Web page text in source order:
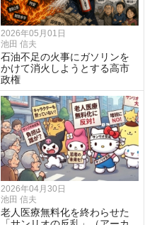
2026年05月01日
池田 信夫
石油不足の火事にガソリンを
かけて消火しようとする高市
政権
2026年04月30日
池田 信夫
老人医療無料化を終わらせた